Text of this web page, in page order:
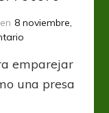
8 noviembre,
en
Gladbach
volvió
emparejar
una presa